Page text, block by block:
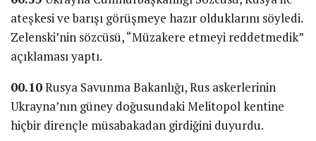
ateşkesi ve barışı görüşmeye hazır olduklarını söyledi.
Zelenski’nin sözcüsü, “Müzakere etmeyi reddetmedik”
açıklaması yaptı.
00.10Rusya Savunma Bakanlığı, Rus askerlerinin
Ukrayna’nın güney doğusundaki Melitopol kentine
hiçbir dirençle müsabakadan girdiğini duyurdu.